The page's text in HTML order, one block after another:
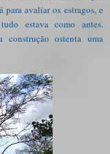
avaliar os estragos, e
estava como antes.
construção ostenta uma